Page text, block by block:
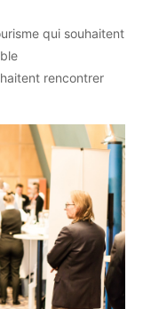
qui souhaitent
rencontrer